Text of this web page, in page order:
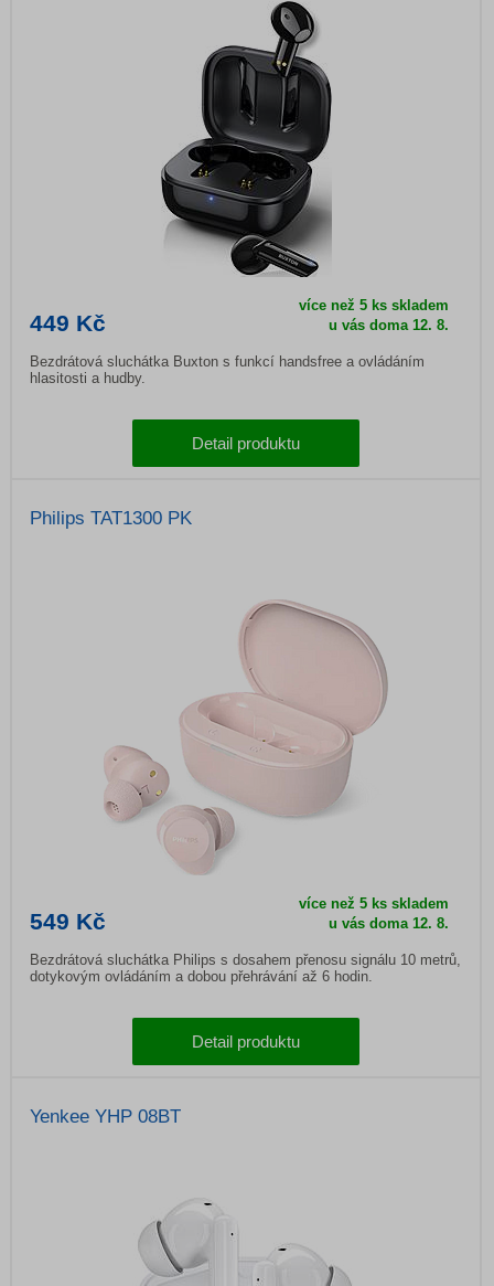
449 Kč
více než 5 ks skladem
u vás doma12. 8.
Bezdrátová sluchátka Buxton s funkcí handsfree a ovládáním
hlasitosti a hudby.
Detail produktu
Philips TAT1300 PK
549 Kč
více než 5 ks skladem
u vás doma12. 8.
Bezdrátová sluchátka Philips s dosahem přenosu signálu 10 metrů,
dotykovým ovládáním a dobou přehrávání až 6 hodin.
Detail produktu
Yenkee YHP 08BT